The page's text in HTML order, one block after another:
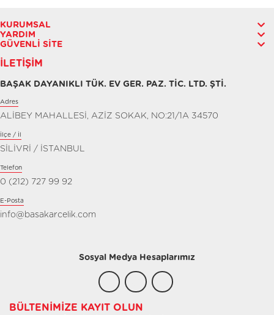
KURUMSAL
YARDIM
GÜVENLI SITE
İLETIŞIM
BAŞAK DAYANIKLI TÜK. EV GER. PAZ. TİC. LTD. ŞTİ.
Adres
ALİBEY MAHALLESİ, AZİZ SOKAK, NO:21/1A 34570
İlçe / İl
SİLİVRİ / İSTANBUL
Telefon
0 (212) 727 99 92
E-Posta
info@basakarcelik.com
Sosyal Medya Hesaplarımız
BÜLTENIMIZE KAYIT OLUN